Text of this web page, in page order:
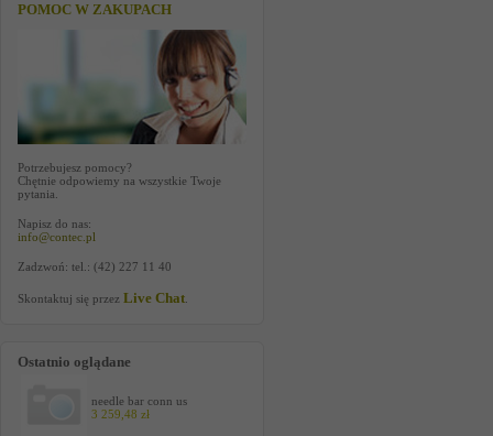
POMOC W ZAKUPACH
Potrzebujesz pomocy?
Chętnie odpowiemy na wszystkie Twoje
pytania.
Napisz do nas:
info@contec.pl
Zadzwoń: tel.: (42) 227 11 40
Skontaktuj się przez Live Chat
Ostatnio oglądane
needle bar conn us
3 259,48 zł